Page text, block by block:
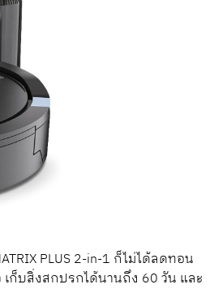
PLUS 2-in-1 ก็ไม่ได้ลดทอน
ก็บสิ่งสกปรกได้นานถึง 60 วัน และ